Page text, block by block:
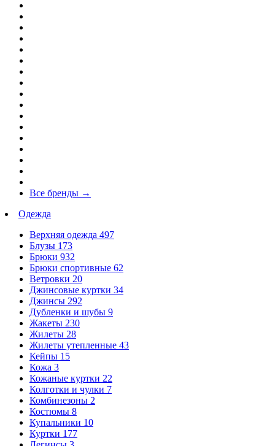
Все бренды →
Одежда
Верхняя одежда 497
Блузы 173
Брюки 932
Брюки спортивные 62
Ветровки 20
Джинсовые куртки 34
Джинсы 292
Дубленки и шубы 9
Жакеты 230
Жилеты 28
Жилеты утепленные 43
Кейпы 15
Кожа 3
Кожаные куртки 22
Колготки и чулки 7
Комбинезоны 2
Костюмы 8
Купальники 10
Куртки 177